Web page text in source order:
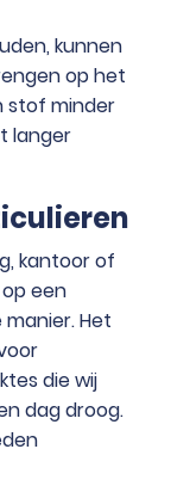
kunnen
op het
stof minder
langer
kantoor of
een
manier. Het
die wij
dag droog.